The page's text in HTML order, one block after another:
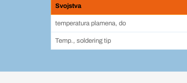
Svojstva
temperatura plamena, do
Temp., soldering tip